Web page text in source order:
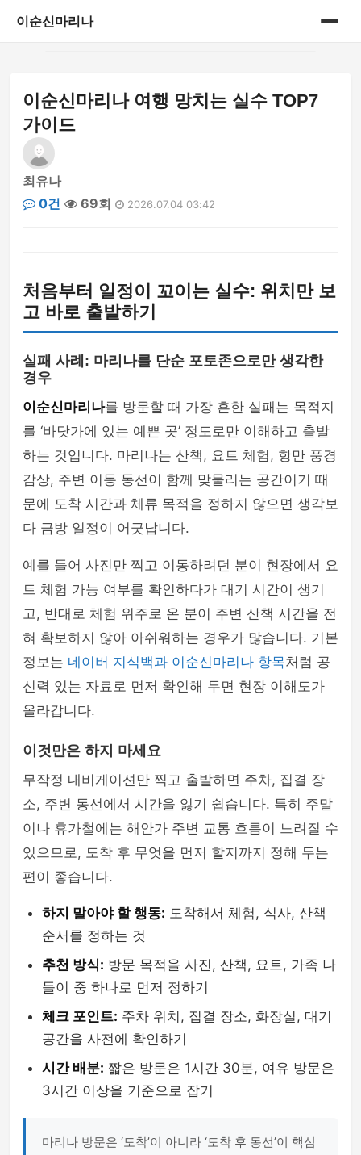
이순신마리나
게시판
이순신마리나 여행 망치는 실수 TOP7
가이드
최유나
0건
69회 2026.07.04 03:42
처음부터 일정이 꼬이는 실수: 위치만 보
고 바로 출발하기
실패 사례: 마리나를 단순 포토존으로만 생각한
경우
이순신마리나를 방문할 때 가장 흔한 실패는 목적지
를 ‘바닷가에 있는 예쁜 곳’ 정도로만 이해하고 출발
하는 것입니다. 마리나는 산책, 요트 체험, 항만 풍경
감상, 주변 이동 동선이 함께 맞물리는 공간이기 때
문에 도착 시간과 체류 목적을 정하지 않으면 생각보
다 금방 일정이 어긋납니다.
예를 들어 사진만 찍고 이동하려던 분이 현장에서 요
트 체험 가능 여부를 확인하다가 대기 시간이 생기
고, 반대로 체험 위주로 온 분이 주변 산책 시간을 전
혀 확보하지 않아 아쉬워하는 경우가 많습니다. 기본
정보는 네이버 지식백과 이순신마리나 항목처럼 공
신력 있는 자료로 먼저 확인해 두면 현장 이해도가
올라갑니다.
이것만은 하지 마세요
무작정 내비게이션만 찍고 출발하면 주차, 집결 장
소, 주변 동선에서 시간을 잃기 쉽습니다. 특히 주말
이나 휴가철에는 해안가 주변 교통 흐름이 느려질 수
있으므로, 도착 후 무엇을 먼저 할지까지 정해 두는
편이 좋습니다.
하지 말아야 할 행동: 도착해서 체험, 식사, 산책
순서를 정하는 것
추천 방식: 방문 목적을 사진, 산책, 요트, 가족 나
들이 중 하나로 먼저 정하기
체크 포인트: 주차 위치, 집결 장소, 화장실, 대기
공간을 사전에 확인하기
시간 배분: 짧은 방문은 1시간 30분, 여유 방문은
3시간 이상을 기준으로 잡기
마리나 방문은 ‘도착’이 아니라 ‘도착 후 동선’이 핵심